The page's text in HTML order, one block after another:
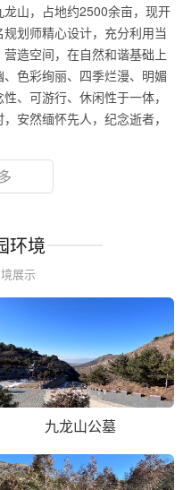
山，占地约2500余亩，现开
划师精心设计，充分利用当
造空间，在自然和谐基础上
色彩绚丽、四季烂漫、明媚
、可游行、休闲性于一体，
安然缅怀先人，纪念逝者，
环境
展示
九龙山公墓